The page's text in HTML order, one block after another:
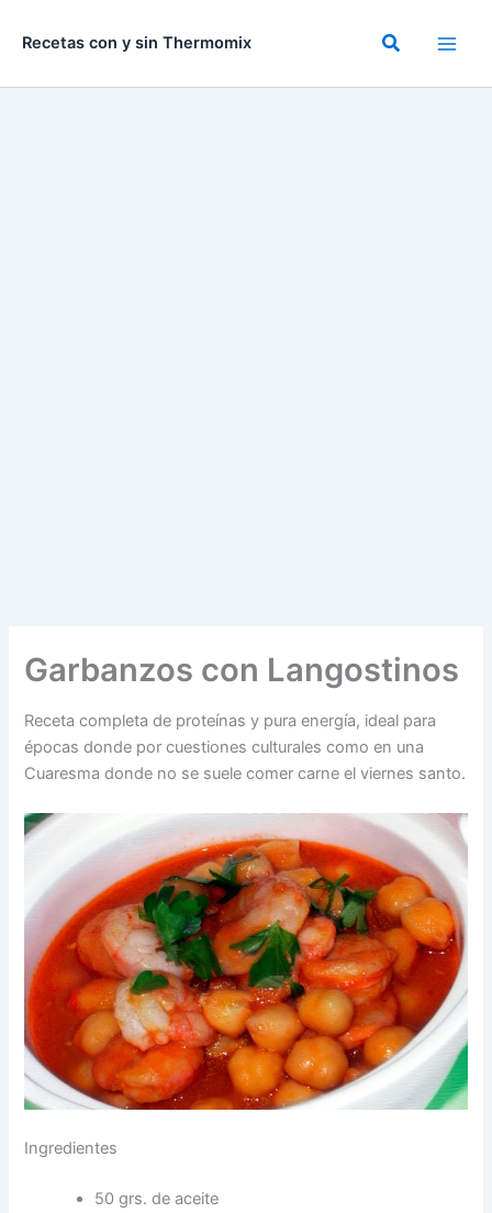
Recetas con y sin Thermomix Buscar
Garbanzos con Langostinos
Receta completa de proteínas y pura energía, ideal para
épocas donde por cuestiones culturales como en una
Cuaresma donde no se suele comer carne el viernes santo.
Ingredientes
50 grs. de aceite